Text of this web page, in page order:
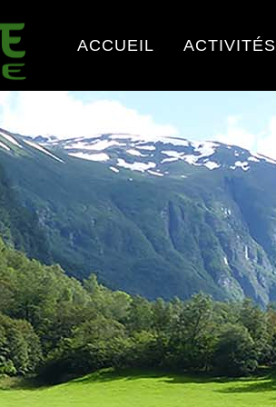
ACCUEIL ACTIVITÉS